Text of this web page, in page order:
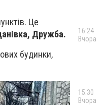
Це
Дружба.
будинки,
16:24
Вчора
15:30
Вчора